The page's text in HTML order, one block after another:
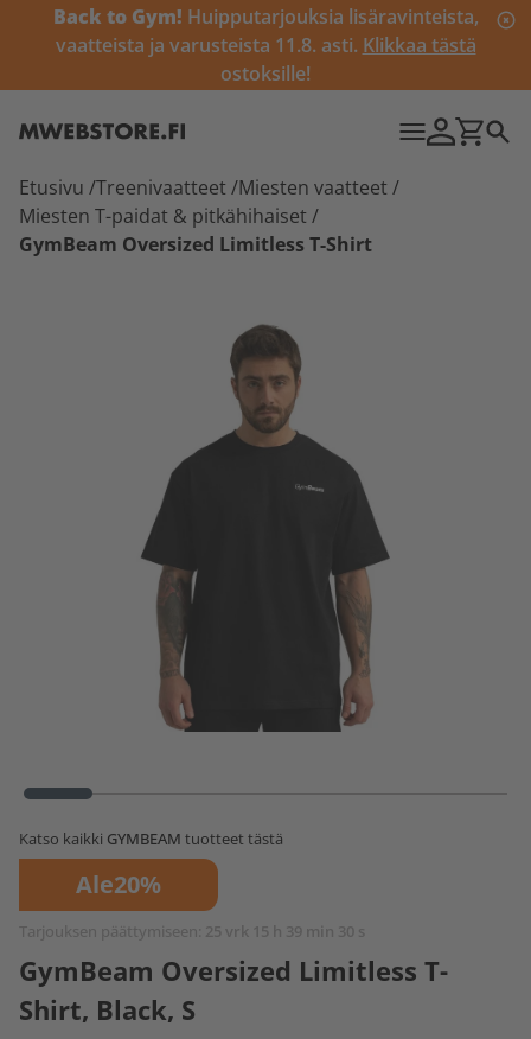
Back to Gym! Huipputarjouksia lisäravinteista,
vaatteista ja varusteista 11.8. asti. Klikkaa tästä
ostoksille!
Etusivu /Treenivaatteet /Miesten vaatteet /
Miesten T-paidat & pitkähihaiset /
GymBeam Oversized Limitless T-Shirt
Katso kaikki GYMBEAM tuotteet tästä
Ale20%
Tarjouksen päättymiseen: 25 vrk 15 h 39 min 29 s
GymBeam Oversized Limitless T-
Shirt, Black, S